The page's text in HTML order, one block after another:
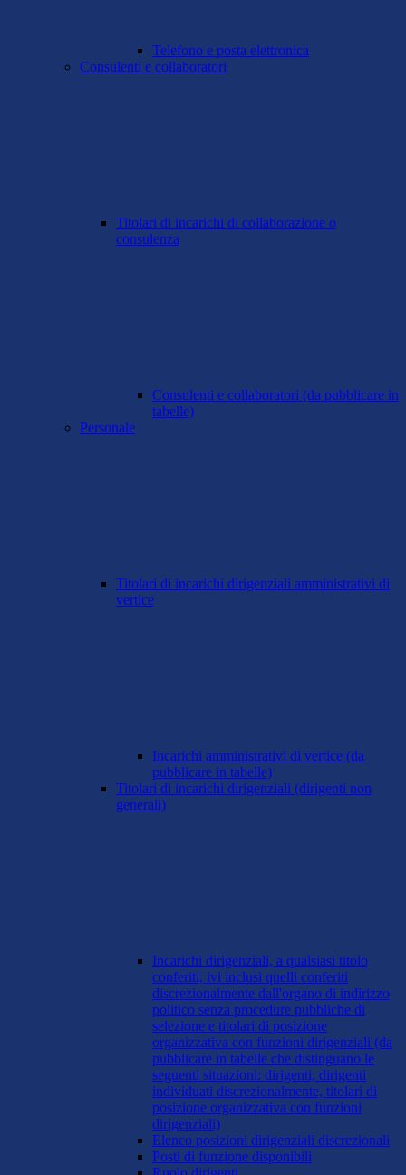
Telefono e posta elettronica
Consulenti e collaboratori
Titolari di incarichi di collaborazione o
consulenza
Consulenti e collaboratori (da pubblicare in
tabelle)
Personale
Titolari di incarichi dirigenziali amministrativi di
vertice
Incarichi amministrativi di vertice (da
pubblicare in tabelle)
Titolari di incarichi dirigenziali (dirigenti non
generali)
Incarichi dirigenziali, a qualsiasi titolo
conferiti, ivi inclusi quelli conferiti
discrezionalmente dall'organo di indirizzo
politico senza procedure pubbliche di
selezione e titolari di posizione
organizzativa con funzioni dirigenziali (da
pubblicare in tabelle che distinguano le
seguenti situazioni: dirigenti, dirigenti
individuati discrezionalmente, titolari di
posizione organizzativa con funzioni
dirigenziali)
Elenco posizioni dirigenziali discrezionali
Posti di funzione disponibili